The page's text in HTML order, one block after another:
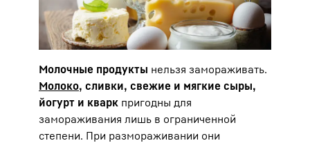
Молочные продукты нельзя замораживать.
Молоко, сливки, свежие и мягкие сыры,
йогурт и кварк пригодны для
замораживания лишь в ограниченной
степени. При размораживании они